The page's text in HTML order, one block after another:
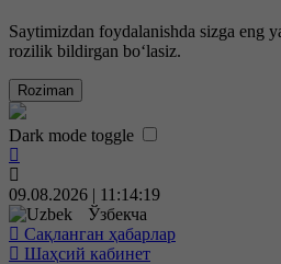
Saytimizdan foydalanishda sizga eng
rozilik bildirgan bo‘lasiz.
Roziman
Dark mode toggle
09.08.2026 | 11:14:20
Ўзбекча
Сақланган ҳабарлар
Шаҳсий кабинет